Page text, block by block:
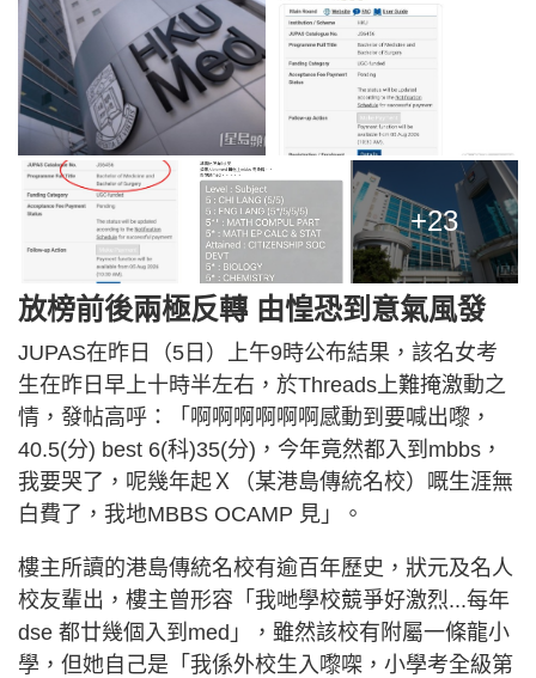
+23
放榜前後兩極反轉 由惶恐到意氣風發
JUPAS在昨日（5日）上午9時公布結果，該名女考
生在昨日早上十時半左右，於Threads上難掩激動之
情，發帖高呼：「啊啊啊啊啊啊感動到要喊出嚟，
40.5(分) best 6(科)35(分)，今年竟然都入到mbbs，
我要哭了，呢幾年起Ｘ（某港島傳統名校）嘅生涯無
白費了，我地MBBS OCAMP 見」。
樓主所讀的港島傳統名校有逾百年歷史，狀元及名人
校友輩出，樓主曾形容「我哋學校競爭好激烈...每年
dse 都廿幾個入到med」，雖然該校有附屬一條龍小
學，但她自己是「我係外校生入嚟㗎，小學考全級第